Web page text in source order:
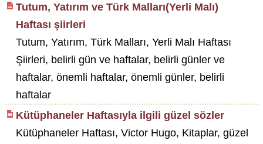
Tutum, Yatırım ve Türk Malları(Yerli Malı)
Haftası şiirleri
Tutum, Yatırım, Türk Malları, Yerli Malı Haftası
Şiirleri, belirli gün ve haftalar, belirli günler ve
haftalar, önemli haftalar, önemli günler, belirli
haftalar
Kütüphaneler Haftasıyla ilgili güzel sözler
Kütüphaneler Haftası, Victor Hugo, Kitaplar, güzel